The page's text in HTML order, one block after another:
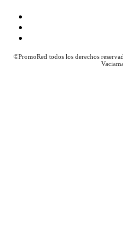
©PromoRed todos los derechos